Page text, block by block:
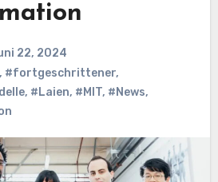
22, 2024
, #fortgeschrittener,
, #Laien, #MIT, #News,